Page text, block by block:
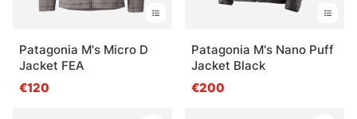
Patagonia M's Micro D
Jacket FEA
€120
Patagonia M's Nano Puff
Jacket Black
€200